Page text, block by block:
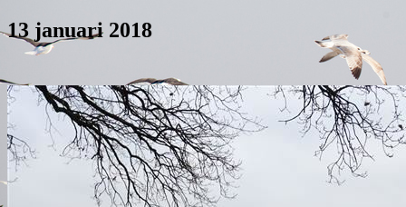
13 januari 2018